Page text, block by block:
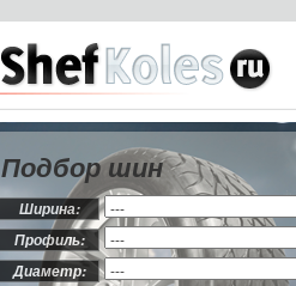
Подбор шин
Ширина:
Профиль:
Диаметр: